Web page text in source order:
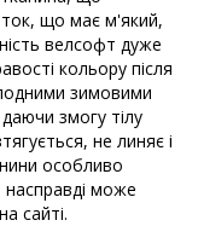
що має м'який,
велсофт дуже
кольору після
зимовими
змогу тілу
не линяє і
особливо
може
сайті.